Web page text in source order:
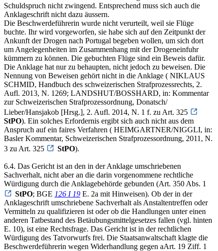
Schuldspruch nicht zwingend. Entsprechend muss sich auch die
Anklageschrift nicht dazu äussern.
Die Beschwerdeführerin wurde nicht verurteilt, weil sie Flüge
buchte. Ihr wird vorgeworfen, sie habe sich auf den Zeitpunkt der
Ankunft der Drogen nach Portugal begeben wollen, um sich dort
um Angelegenheiten im Zusammenhang mit der Drogeneinfuhr
kümmern zu können. Die gebuchten Flüge sind ein Beweis dafür.
Die Anklage hat nur zu behaupten, nicht jedoch zu beweisen. Die
Nennung von Beweisen gehört nicht in die Anklage ( NIKLAUS
SCHMID, Handbuch des schweizerischen Strafprozessrechts, 2.
Aufl. 2013, N. 1269; LANDSHUT/BOSSHARD, in: Kommentar
zur Schweizerischen Strafprozessordnung, Donatsch/
Lieber/Hansjakob [Hrsg.], 2. Aufl. 2014, N. 1 f. zu Art. 325
StPO). Ein solches Erfordernis ergibt sich auch nicht aus dem
Anspruch auf ein faires Verfahren ( HEIMGARTNER/NIGGLI, in:
Basler Kommentar, Schweizerischen Strafprozessordnung, 2011, N.
3 zu Art. 325
StPO).
6.4. Das Gericht ist an den in der Anklage umschriebenen
Sachverhalt, nicht aber an die darin vorgenommene rechtliche
Würdigung durch die Anklagebehörde gebunden (Art. 350 Abs. 1
StPO; BGE 126 I 19 E. 2a mit Hinweisen). Ob der in der
Anklageschrift umschriebene Sachverhalt als Anstaltentreffen oder
Vermitteln zu qualifizieren ist oder ob die Handlungen unter einen
anderen Tatbestand des Betäubungsmittelgesetzes fallen (vgl. hinten
E. 10), ist eine Rechtsfrage. Das Gericht ist in der rechtlichen
Würdigung des Tatvorwurfs frei. Die Staatsanwaltschaft klagte die
Beschwerdeführerin wegen Widerhandlung gegen aArt. 19 Ziff. 1